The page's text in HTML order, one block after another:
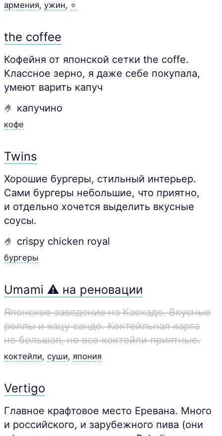
армения, ужин, ⭐
the coffee
Кофейня от японской сетки the coffe.
Классное зерно, я даже себе покупала,
умеют варить капуч
🤌 капучино
кофе
Twins
Хорошие бургеры, стильный интерьер.
Сами бургеры небольшие, что приятно,
и отдельно хочется выделить вкусные
соусы.
🤌 сrispy chiсken royal
бургеры
Umami ⚠️ на реновации
Японское заведение на Каскаде. Вкусные
роллы и кацу сандо. Коктейльная карта
не большая, но все коктейли приятные.
коктейли, суши, япония
Vertigo
Главное крафтовое место Еревана. Много
и российского, и зарубежного пива (они